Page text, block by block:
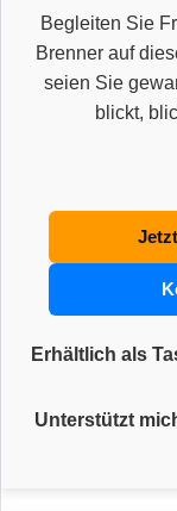
Begleiten Sie
Brenner auf
seien Sie
blickt,
Erhältlich als
Unterstützt